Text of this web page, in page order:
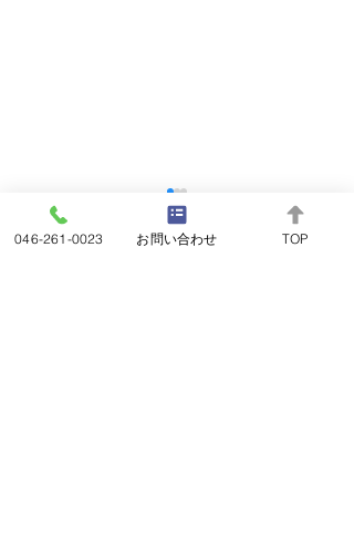
046-261-0023 お問い合わせ TOP